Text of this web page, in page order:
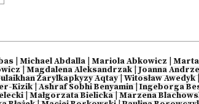
Michael Abdalla Mariola Abkowicz
|Magdalena Aleksandrzak|Joanna
Żarylkapkyzy Aqtay|Witosław Awedyk
Kizik|Ashraf Sobhi Benyamin|Ingeborga
|Małgorzata Bielicka|Marzena